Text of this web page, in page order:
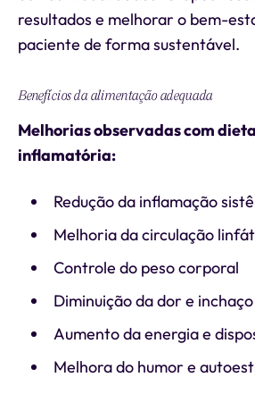
resultados e melhorar o bem-
paciente de forma sustentável.
Benefícios da alimentação adequada
Melhorias observadas com
inflamatória:
Redução da inflamação
Melhoria da circulação
Controle do peso corporal
Diminuição da dor e inchaço
Aumento da energia e
Melhora do humor e